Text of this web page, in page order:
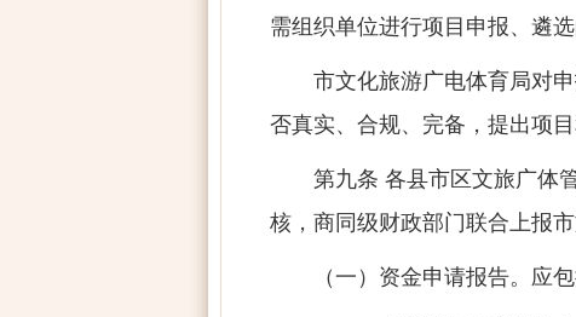
需组织单位进行项目申报、遴
市文化旅游广电体育局对
否真实、合规、完备，提出项
第九条 各县市区文旅广体
核，商同级财政部门联合上报
（一）资金申请报告。应